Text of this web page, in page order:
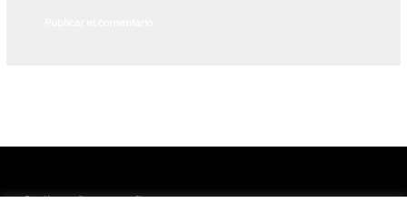
© Alba Peña Fotografía 2026